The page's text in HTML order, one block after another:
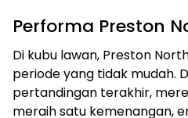
Performa Preston
Di kubu lawan, Preston
periode yang tidak mudah.
pertandingan terakhir,
meraih satu kemenangan,